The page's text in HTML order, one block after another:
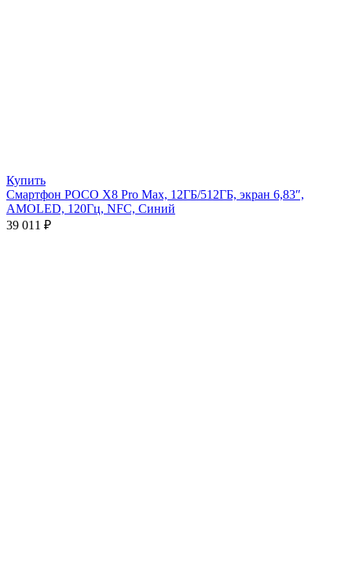
Купить
Смартфон POCO X8 Pro Max, 12ГБ/512ГБ, экран 6,83″,
AMOLED, 120Гц, NFC, Синий
39 011 ₽